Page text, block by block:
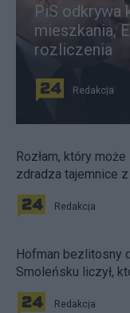
PiS odkrywa
mieszkania,
rozliczenia
Redakcja
Rozłam, który
zdradza tajemnice
Redakcja
Hofman bezlitosny
Smoleńsku liczył,
Redakcja